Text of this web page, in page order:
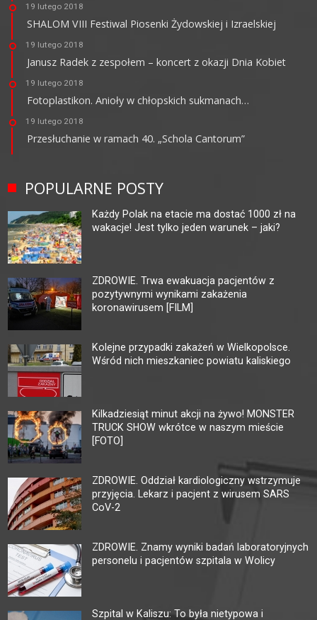
19 lutego 2018
SHALOM VIII Festiwal Piosenki Żydowskiej i Izraelskiej
19 lutego 2018
Janusz Radek z zespołem – koncert z okazji Dnia Kobiet
19 lutego 2018
Fotoplastikon. Anioły w chłopskich sukmanach…
19 lutego 2018
Przesłuchanie w ramach 40. „Schola Cantorum”
POPULARNE POSTY
Każdy Polak na etacie ma dostać 1000 zł na
wakacje! Jest tylko jeden warunek – jaki?
ZDROWIE. Trwa ewakuacja pacjentów z
pozytywnymi wynikami zakażenia
koronawirusem [FILM]
Kolejne przypadki zakażeń w Wielkopolsce.
Wśród nich mieszkaniec powiatu kaliskiego
Kilkadziesiąt minut akcji na żywo! MONSTER
TRUCK SHOW wkrótce w naszym mieście
[FOTO]
ZDROWIE. Oddział kardiologiczny wstrzymuje
przyjęcia. Lekarz i pacjent z wirusem SARS
CoV-2
ZDROWIE. Znamy wyniki badań laboratoryjnych
personelu i pacjentów szpitala w Wolicy
Szpital w Kaliszu: To była nietypowa i